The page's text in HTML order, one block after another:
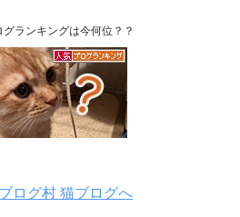
グランキングは今何位？？